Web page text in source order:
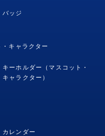
バッジ
キャラクター
キーホルダー（マスコット・
キャラクター）
カレンダー